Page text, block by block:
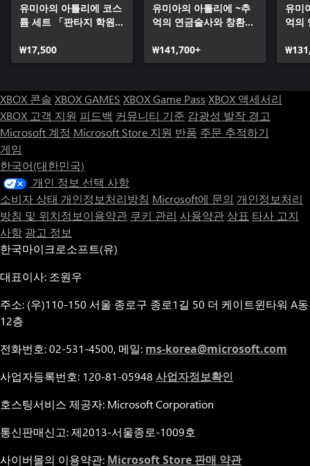
유미아의 아틀리에 코스
튬 세트 「판타지 학원풍
₩17,500
유미아의 아틀리에 ~추
억의 연금술사와 창환의
with Season Pass
₩141,700+
유미
억의
with
XBOX 콘솔 XBOX GAMES XBOX Game Pass XBOX 액세서리
XBOX 고객 지원 피드백 커뮤니티 기준 감광성 발작 경고
Microsoft 계정 Microsoft Store 지원 반품 주문 추적하기
게임
한국어(대한민국)
개인 정보 선택 사항
소비자 상태 개인정보처리방침 Microsoft에 문의 개인정보처리
방침 및 위치정보이용약관 쿠키 관리 사용약관 상표 타사 고지
사항 광고 정보
한국마이크로소프트(유)
대표이사: 조원우
주소: (우)110-150 서울 종로구 종로1길 50 더 케이트윈타워 A동
12층
전화번호: 02-531-4500, 메일: ms-korea@microsoft.com
사업자등록번호: 120-81-05948 사업자정보확인
호스팅서비스 제공자: Microsoft Corporation
통신판매신고: 제2013-서울종로-1009호
사이버몰의 이용약관: Microsoft Store 판매 약관